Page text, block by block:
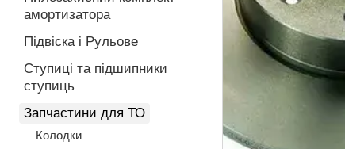
амортизатора
Підвіска і Рульове
Ступиці та підшипники
ступиць
Запчастини для ТО
Колодки